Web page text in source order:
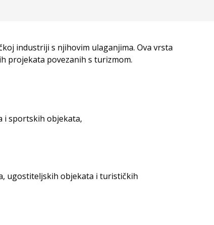
industriji s njihovim ulaganjima. Ova vrsta
projekata povezanih s turizmom.
i sportskih objekata,
ugostiteljskih objekata i turističkih